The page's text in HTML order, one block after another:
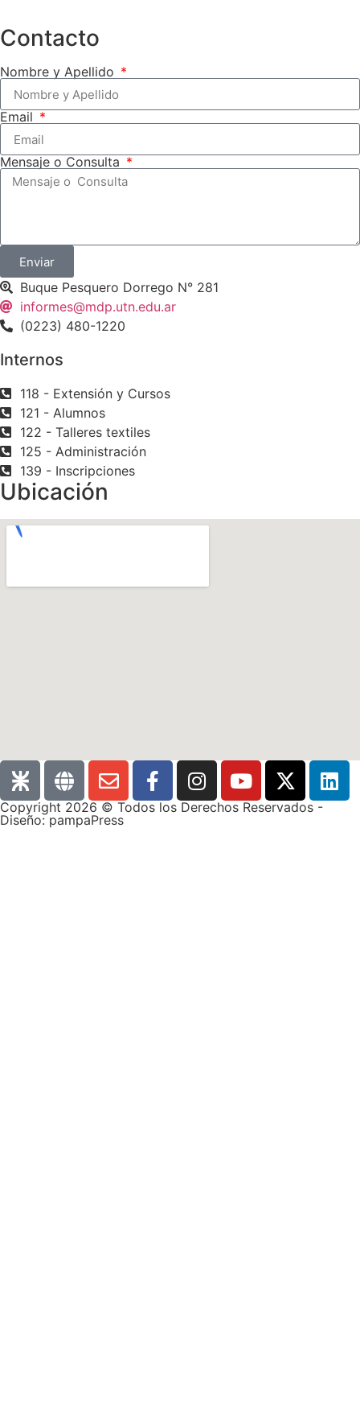
Contacto
Nombre y Apellido
Email
Mensaje o Consulta
Enviar
Buque Pesquero Dorrego N° 281
informes@mdp.utn.edu.ar
(0223) 480-1220
Internos
118 - Extensión y Cursos
121 - Alumnos
122 - Talleres textiles
125 - Administración
139 - Inscripciones
Ubicación
Copyright 2026 © Todos los Derechos Reservados -
Diseño: pampaPress